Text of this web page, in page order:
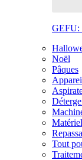
GEFU:
Noël
Pâques
Tout